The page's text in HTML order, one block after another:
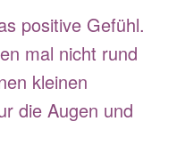
positive Gefühl.
mal nicht rund
kleinen
die Augen und